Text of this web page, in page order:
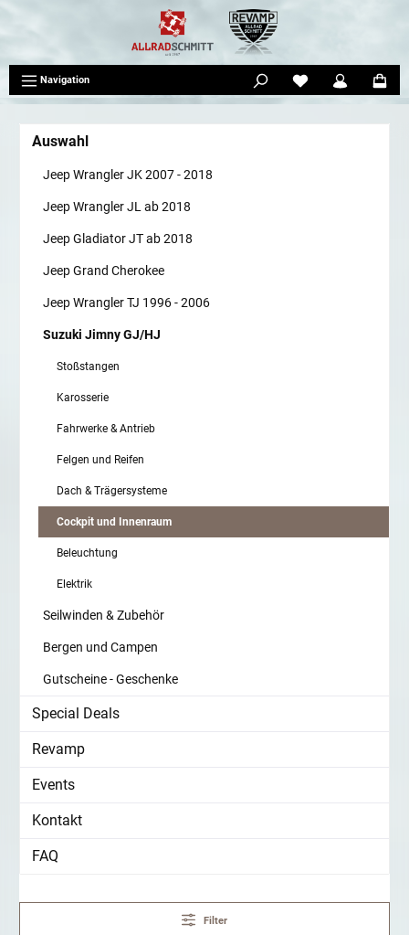
Navigation
Auswahl
Jeep Wrangler JK 2007 - 2018
Jeep Wrangler JL ab 2018
Jeep Gladiator JT ab 2018
Jeep Grand Cherokee
Jeep Wrangler TJ 1996 - 2006
Suzuki Jimny GJ/HJ
Stoßstangen
Karosserie
Fahrwerke & Antrieb
Felgen und Reifen
Dach & Trägersysteme
Cockpit und Innenraum
Beleuchtung
Elektrik
Seilwinden & Zubehör
Bergen und Campen
Gutscheine - Geschenke
Special Deals
Revamp
Events
Kontakt
FAQ
Filter